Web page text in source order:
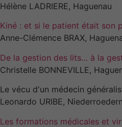
Hélène LADRIERE, Haguenau
Kiné : et si le patient était son
Anne-Clémence BRAX,
De la gestion des lits… à la
Christelle BONNEVILLE,
Le vécu d'un médecin
Leonardo URIBE, Niederroedern
Les formations médicales et